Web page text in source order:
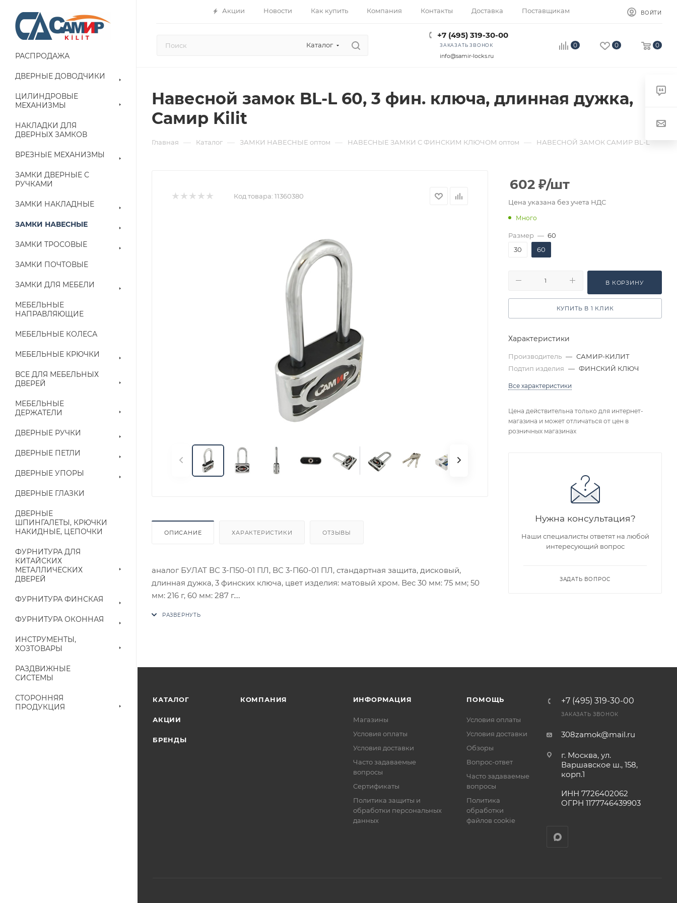
Акции Новости Как купить Компания Контакты Доставка Поставщикам ВОЙТИ
Каталог
+7 (495) 319-30-00
ЗАКАЗАТЬ ЗВОНОК
info@samir-locks.ru
0 0 0
РАСПРОДАЖА
ДВЕРНЫЕ ДОВОДЧИКИ
ЦИЛИНДРОВЫЕ
МЕХАНИЗМЫ
НАКЛАДКИ ДЛЯ
ДВЕРНЫХ ЗАМКОВ
ВРЕЗНЫЕ МЕХАНИЗМЫ
ЗАМКИ ДВЕРНЫЕ С
РУЧКАМИ
ЗАМКИ НАКЛАДНЫЕ
ЗАМКИ НАВЕСНЫЕ
ЗАМКИ ТРОСОВЫЕ
ЗАМКИ ПОЧТОВЫЕ
ЗАМКИ ДЛЯ МЕБЕЛИ
МЕБЕЛЬНЫЕ
НАПРАВЛЯЮЩИЕ
МЕБЕЛЬНЫЕ КОЛЕСА
МЕБЕЛЬНЫЕ КРЮЧКИ
ВСЕ ДЛЯ МЕБЕЛЬНЫХ
ДВЕРЕЙ
МЕБЕЛЬНЫЕ
ДЕРЖАТЕЛИ
ДВЕРНЫЕ РУЧКИ
ДВЕРНЫЕ ПЕТЛИ
ДВЕРНЫЕ УПОРЫ
ДВЕРНЫЕ ГЛАЗКИ
ДВЕРНЫЕ
ШПИНГАЛЕТЫ, КРЮЧКИ
НАКИДНЫЕ, ЦЕПОЧКИ
ФУРНИТУРА ДЛЯ
КИТАЙСКИХ
МЕТАЛЛИЧЕСКИХ
ДВЕРЕЙ
ФУРНИТУРА ФИНСКАЯ
ФУРНИТУРА ОКОННАЯ
ИНСТРУМЕНТЫ,
ХОЗТОВАРЫ
РАЗДВИЖНЫЕ
СИСТЕМЫ
СТОРОННЯЯ
ПРОДУКЦИЯ
Навесной замок BL-L 60, 3 фин. ключа, длинная дужка,
Самир Kilit
Главная — Каталог — ЗАМКИ НАВЕСНЫЕ оптом — НАВЕСНЫЕ ЗАМКИ С ФИНСКИМ КЛЮЧОМ оптом — НАВЕСНОЙ ЗАМОК САМИР BL-L
Код товара: 11360380
ОПИСАНИЕ ХАРАКТЕРИСТИКИ ОТЗЫВЫ
аналог БУЛАТ ВС 3-П50-01 ПЛ, ВС 3-П60-01 ПЛ, стандартная защита, дисковый,
длинная дужка, 3 финских ключа, цвет изделия: матовый хром. Вес 30 мм: 75 мм; 50
мм: 216 г, 60 мм: 287 г.
наличие на складе. Фактом подтверждения покупки будет считаться оплата
602 ₽/шт
Цена указана без учета НДС
Много
Размер — 60
30
60
В КОРЗИНУ
КУПИТЬ В 1 КЛИК
Характеристики
Производитель — САМИР-КИЛИТ
Подтип изделия — ФИНСКИЙ КЛЮЧ
Все характеристики
Цена действительна только для интернет-
магазина и может отличаться от цен в
розничных магазинах
Нужна консультация?
Наши специалисты ответят на любой
интересующий вопрос
ЗАДАТЬ ВОПРОС
КАТАЛОГ
АКЦИИ
БРЕНДЫ
КОМПАНИЯ ИНФОРМАЦИЯ
Магазины
Условия оплаты
Условия доставки
Часто задаваемые
вопросы
Сертификаты
Политика защиты и
обработки персональных
данных
ПОМОЩЬ
Условия оплаты
Условия доставки
Обзоры
Вопрос-ответ
Часто задаваемые
вопросы
Политика
обработки
файлов cookie
+7 (495) 319-30-00
ЗАКАЗАТЬ ЗВОНОК
308zamok@mail.ru
г. Москва, ул.
Варшавское ш., 158,
корп.1
ИНН 7726402062
ОГРН 1177746439903